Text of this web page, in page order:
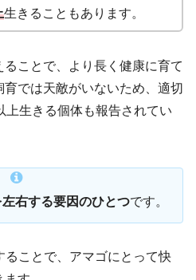
生きることもあります。
ことで、より長く健康に育て
では天敵がいないため、適切
上生きる個体も報告されてい
右する要因のひとつです。
ることで、アマゴにとって快